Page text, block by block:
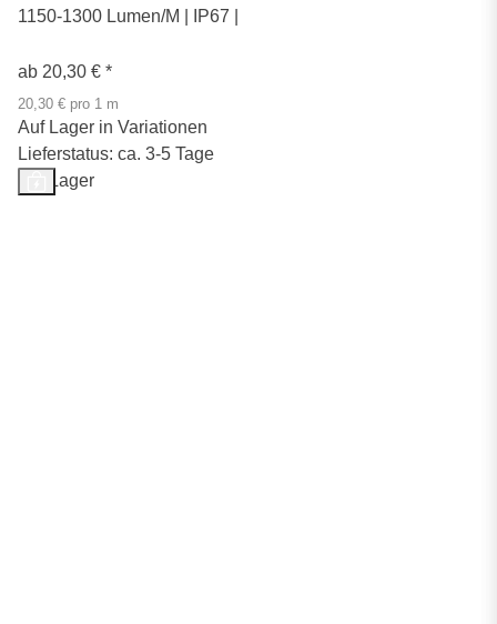
1150-1300 Lumen/M | IP67 |
ab 20,30 € *
20,30 € pro 1 m
Auf Lager in Variationen
Lieferstatus: ca. 3-5 Tage
Auf Lager